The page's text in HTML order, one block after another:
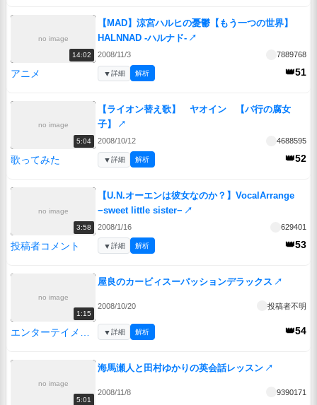
no image
14:02
【MAD】涼宮ハルヒの憂鬱【もう一つの世界】
HALNNAD -ハルナド- ↗
2008/11/3 7889768
アニメ 👑51
▼詳細 解析
no image
5:04
【ライオン替え歌】 ヤオイン 【バ行の腐女
子】
↗
2008/10/12 4688595
歌ってみた 👑52
▼詳細 解析
no image
3:58
【U.N.オーエンは彼女なのか？】VocalArrange
−sweet little sister− ↗
2008/1/16 629401
投稿者コメント 👑53
▼詳細 解析
no image
1:15
屋良のカービィスーパッションデラックス ↗
2008/10/20 投稿者不明
👑54
▼詳細 解析
no image
5:01
海馬瀬人と田村ゆかりの英会話レッスン ↗
2008/11/8 9390171